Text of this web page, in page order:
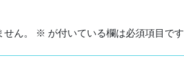
ん。 ※ が付いている欄は必須項目です